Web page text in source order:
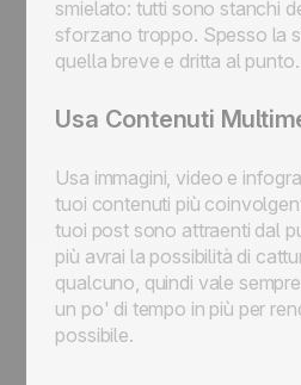
smielato: tutti sono stanchi
sforzano troppo. Spesso la
quella breve e dritta al punto.
Usa Contenuti
Usa immagini, video e
tuoi contenuti più
tuoi post sono attraenti dal
più avrai la possibilità di
qualcuno, quindi vale
un po' di tempo in più per
possibile.